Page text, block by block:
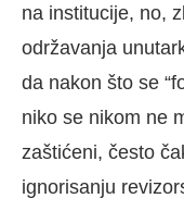
na institucije, no,
održavanja
da nakon što se
niko se nikom ne
zaštićeni, često
ignorisanju